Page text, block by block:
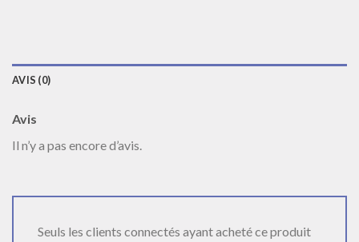
AVIS (0)
Avis
Il n’y a pas encore d’avis.
Seuls les clients connectés ayant acheté ce produit